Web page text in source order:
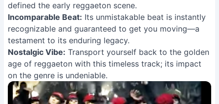
defined the early reggaeton scene.
Incomparable Beat: Its unmistakable beat is instantly
recognizable and guaranteed to get you moving—a
testament to its enduring legacy.
Nostalgic Vibe: Transport yourself back to the golden
age of reggaeton with this timeless track; its impact
on the genre is undeniable.